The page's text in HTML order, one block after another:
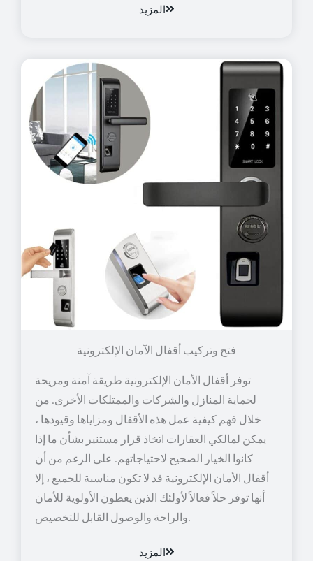
المزيد
توفر أقفال الأمان الإلكترونية طريقة آمنة ومريحة
لحماية المنازل والشركات والممتلكات الأخرى. من
خلال فهم كيفية عمل هذه الأقفال ومزاياها وقيودها ،
يمكن لمالكي العقارات اتخاذ قرار مستنير بشأن ما إذا
كانوا الخيار الصحيح لاحتياجاتهم. على الرغم من أن
أقفال الأمان الإلكترونية قد لا تكون مناسبة للجميع ، إلا
أنها توفر حلاً فعالاً لأولئك الذين يعطون الأولوية للأمان
والراحة والوصول القابل للتخصيص.
المزيد